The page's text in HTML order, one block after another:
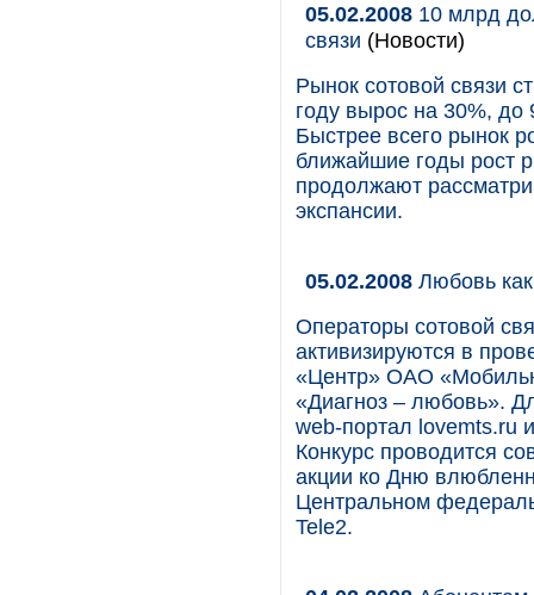
05.02.2008 10 млрд
связи (Новости)
Рынок сотовой связи
году вырос на 30%,
Быстрее всего рынок
ближайшие годы рост
продолжают
экспансии.
05.02.2008 Любовь
Операторы сотовой
активизируются в
«Центр» ОАО
«Диагноз – любовь».
web-портал lovemts.ru
Конкурс проводится
акции ко Дню
Центральном
Tele2.